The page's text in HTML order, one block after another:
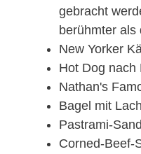
gebracht
berühmter als
New Yorker
Hot Dog nach
Nathan's
Bagel mit
Pastrami-
Corned-Beef-